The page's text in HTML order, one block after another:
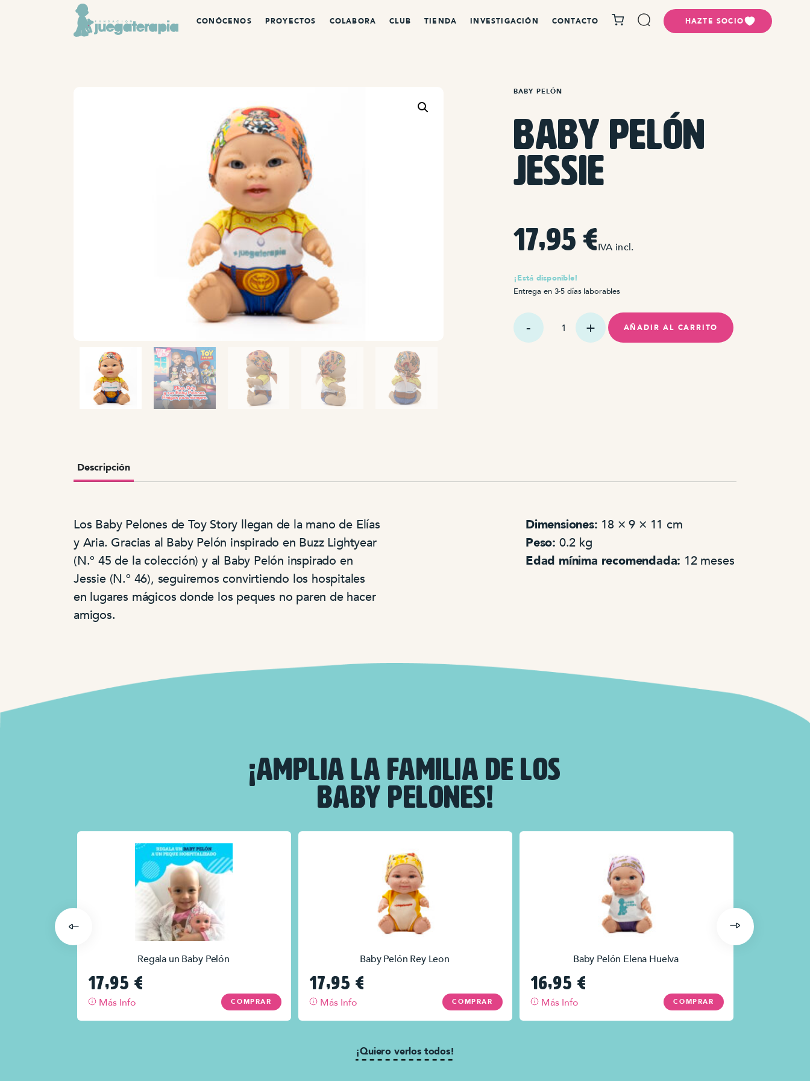
CONÓCENOS PROYECTOS COLABORA CLUB TIENDA INVESTIGACIÓN CONTACTO HAZTE SOCIO
BABY PELÓN
Baby Pelón
Jessie
17,95 €IVA incl.
¡Está disponible!
Entrega en 3-5 días laborables
Baby
Pelón
Jessie
cantidad
AÑADIR AL CARRITO
Descripción
Los Baby Pelones de Toy Story llegan de la mano de Elías
y Aria. Gracias al Baby Pelón inspirado en Buzz Lightyear
(N.º 45 de la colección) y al Baby Pelón inspirado en
Jessie (N.º 46), seguiremos convirtiendo los hospitales
en lugares mágicos donde los peques no paren de hacer
amigos.
Dimensiones: 18 × 9 × 11 cm
Peso: 0.2 kg
Edad mínima recomendada: 12 meses
¡AMPLIA LA FAMILIA DE LOS
BABY PELONES!
Regala un Baby Pelón
17,95 €
Más Info COMPRAR
Baby Pelón Rey Leon
17,95 €
Más Info COMPRAR
Baby Pelón Elena Huelva
16,95 €
Más Info COMPRAR
¡Quiero verlos todos!